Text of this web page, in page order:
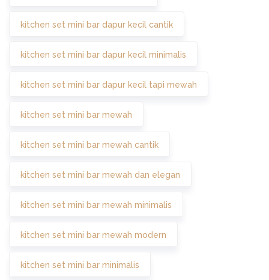
kitchen set mini bar dapur kecil cantik
kitchen set mini bar dapur kecil minimalis
kitchen set mini bar dapur kecil tapi mewah
kitchen set mini bar mewah
kitchen set mini bar mewah cantik
kitchen set mini bar mewah dan elegan
kitchen set mini bar mewah minimalis
kitchen set mini bar mewah modern
kitchen set mini bar minimalis